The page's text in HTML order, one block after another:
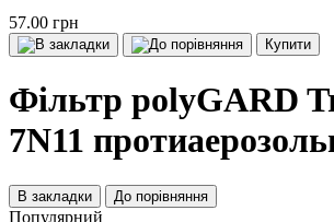
57.00 грн
Купити
Фільтр polyGARD
7N11
В закладки До порівняння
Популярний